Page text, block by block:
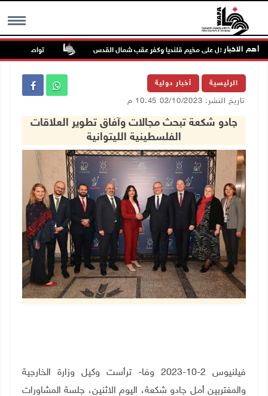
MENU أهم الاخبار تواصل انتهاكات
الرئيسية أخبار دولية
تاريخ النشر: 02/10/2023 10:45 م
جادو شكعة تبحث مجالات وآفاق تطوير العلاقات
الفلسطينية الليتوانية
فيلنيوس 2-10-2023 وفا- ترأست وكيل وزارة الخارجية
والمغتربين أمل جادو شكعة، اليوم الاثنين، جلسة المشاورات